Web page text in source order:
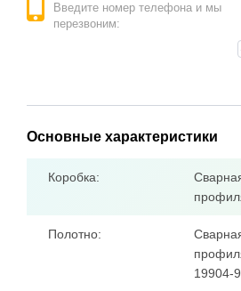
Введите номер телефона и мы
перезвоним:
Основные характеристики
Коробка:
Полотно:
19904-